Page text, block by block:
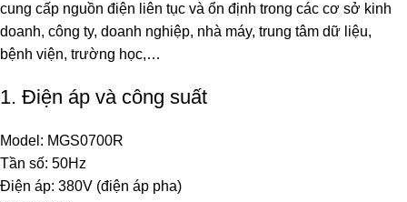
cung cấp nguồn điện liên tục và ổn định trong các cơ sở kinh
doanh, công ty, doanh nghiệp, nhà máy, trung tâm dữ liệu,
bệnh viện, trường học,…
1. Điện áp và công suất
Model: MGS0700R
Tần số: 50Hz
Điện áp: 380V (điện áp pha)